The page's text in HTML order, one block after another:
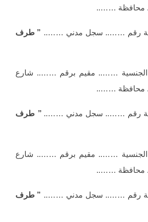
……..
رقم …….. سجل مدني …….. ” طرف
…….. مقيم برقم …….. شارع
……..
رقم …….. سجل مدني …….. ” طرف
…….. مقيم برقم …….. شارع
……..
رقم …….. سجل مدني …….. ” طرف